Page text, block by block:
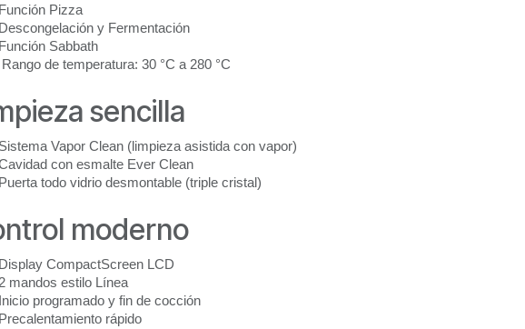
Función Pizza
Descongelación y Fermentación
Función Sabbath
Rango de temperatura: 30 °C a 280 °C
sencilla
Sistema Vapor Clean (limpieza asistida con vapor)
con esmalte Ever Clean
Puerta todo vidrio desmontable (triple cristal)
moderno
Display CompactScreen LCD
2 mandos estilo Línea
Inicio programado y fin de cocción
Precalentamiento rápido